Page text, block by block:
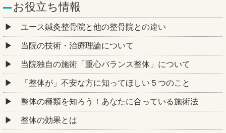
お役立ち情報
ユース鍼灸整骨院と他の整骨院との違い
当院の技術・治療理論について
当院独自の施術「重心バランス整体」について
「整体が」不安な方に知ってほしい５つのこと
整体の種類を知ろう！あなたに合っている施術法
整体の効果とは